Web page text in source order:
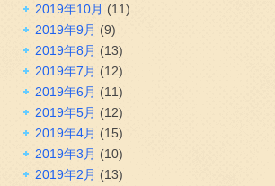
2019年10月 (11)
2019年9月 (9)
2019年8月 (13)
2019年7月 (12)
2019年6月 (11)
2019年5月 (12)
2019年4月 (15)
2019年3月 (10)
2019年2月 (13)